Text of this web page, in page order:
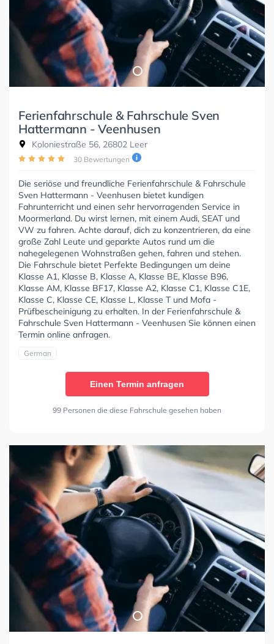
Ferienfahrschule & Fahrschule Sven
Hattermann - Veenhusen
Koloniestraße 56, 26802 Leer
30 Bewertungen
Die seriöse und freundliche Ferienfahrschule & Fahrschule
Sven Hattermann - Veenhusen bietet kundigen
Fahrunterricht und einen sehr hervorragenden Service in
Moormerland. Du wirst lernen, mit einem Audi, SEAT und
VW zu fahren. Achte darauf, dich zu konzentrieren, da eine
große Zahl Leute und geparkte Autos rund um die
nahegelegenen Wohnstraßen gehen, fahren und stehen.
Die Fahrschule bietet Perfekte Bedingungen um deine
Klasse A1, Klasse B, Klasse A, Klasse BE, Klasse B96,
Klasse AM, Klasse BF17, Klasse A2, Klasse C1, Klasse C1E,
Klasse C, Klasse CE, Klasse L, Klasse T und Mofa -
Prüfbescheinigung zu erhalten. In der Ferienfahrschule &
Fahrschule Sven Hattermann - Veenhusen Sie können einen
Termin online anfragen.
German
Einen Termin anfragen
99 Personen die diese Fahrschule gesehen haben